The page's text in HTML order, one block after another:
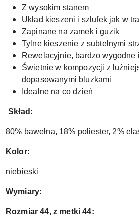
Z wysokim stanem
Układ kieszeni i szlufek jak w
Zapinane na zamek i guzik
Tylne kieszenie z subtelnymi
Rewelacyjnie, bardzo wygodne
Świetnie w kompozycji z
dopasowanymi bluzkami
Idealne na co dzień
Skład:
80% bawełna, 18% poliester, 2%
Kolor:
niebieski
Wymiary:
Rozmiar 44, z metki 44: